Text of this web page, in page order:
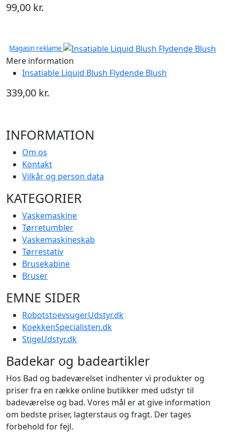
99,00 kr.
Magasin reklame
Mere information
Insatiable Liquid Blush Flydende Blush
339,00 kr.
INFORMATION
Om os
Kontakt
Vilkår og person data
KATEGORIER
Vaskemaskine
Tørretumbler
Vaskemaskineskab
Tørrestativ
Brusekabine
Bruser
EMNE SIDER
RobotstoevsugerUdstyr.dk
KoekkenSpecialisten.dk
StigeUdstyr.dk
Badekar og badeartikler
Hos Bad og badeværelset indhenter vi produkter og
priser fra en række online butikker med udstyr til
badeværelse og bad. Vores mål er at give information
om bedste priser, lagterstaus og fragt. Der tages
forbehold for fejl.